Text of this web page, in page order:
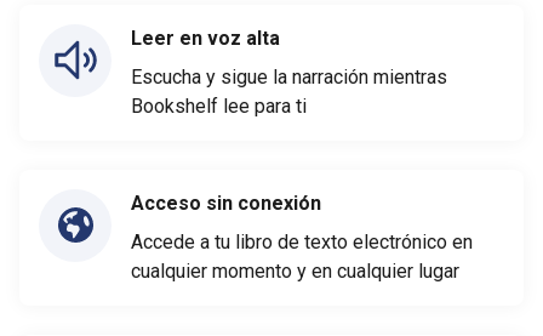
Leer en voz alta
Escucha y sigue la narración mientras
Bookshelf lee para ti
Acceso sin conexión
Accede a tu libro de texto electrónico en
cualquier momento y en cualquier lugar